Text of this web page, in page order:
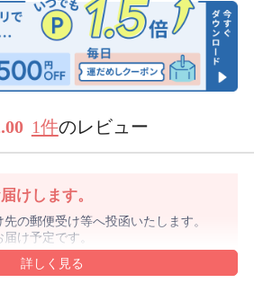
1件のレビュー
けします。
の郵便受け等へ投函いたします。
け予定です。
前後でのお届け予定となります。